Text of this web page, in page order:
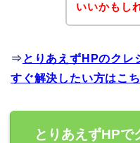
いいかもし
⇒ とりあえずHPのクレ
すぐ解決したい方はこ
とりあえずHPで